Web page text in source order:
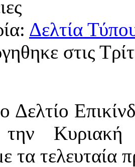
Δελτία
στις
Δελτίο
Κυριακή
τα τελευταία